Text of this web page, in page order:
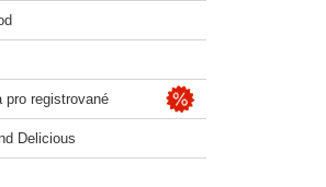
pro registrované
Delicious